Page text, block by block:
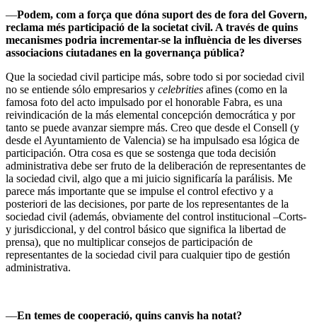
––Podem, com a força que dóna suport des de fora del Govern,
reclama més participació de la societat civil. A través de quins
mecanismes podria incrementar-se la influència de les diverses
associacions ciutadanes en la governança pública?
Que la sociedad civil participe más, sobre todo si por sociedad civil
no se entiende sólo empresarios y celebrities afines (como en la
famosa foto del acto impulsado por el honorable Fabra, es una
reivindicación de la más elemental concepción democrática y por
tanto se puede avanzar siempre más. Creo que desde el Consell (y
desde el Ayuntamiento de Valencia) se ha impulsado esa lógica de
participación. Otra cosa es que se sostenga que toda decisión
administrativa debe ser fruto de la deliberación de representantes de
la sociedad civil, algo que a mi juicio significaría la parálisis. Me
parece más importante que se impulse el control efectivo y a
posteriori de las decisiones, por parte de los representantes de la
sociedad civil (además, obviamente del control institucional –Corts-
y jurisdiccional, y del control básico que significa la libertad de
prensa), que no multiplicar consejos de participación de
representantes de la sociedad civil para cualquier tipo de gestión
administrativa.
––En temes de cooperació, quins canvis ha notat?